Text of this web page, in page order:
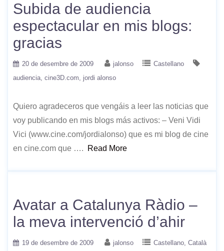
Subida de audiencia
espectacular en mis blogs:
gracias
20 de desembre de 2009 jalonso
Castellano
audiencia cine3D.com jordi alonso
Quiero agradeceros que vengáis a leer las noticias que
voy publicando en mis blogs más activos: – Veni Vidi
Vici (www.cine.com/jordialonso) que es mi blog de cine
en cine.com que ….
Read More
Avatar a Catalunya Ràdio –
la meva intervenció d’ahir
19 de desembre de 2009 jalonso Castellano Català